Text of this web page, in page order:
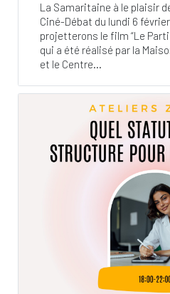
La Samaritaine à le plaisir
Ciné-Débat du lundi 6 février
projetterons le film “Le
qui a été réalisé par la
et le Centre...